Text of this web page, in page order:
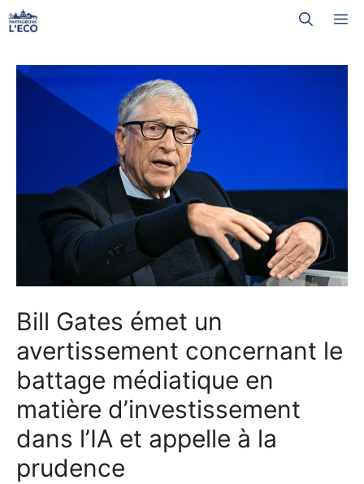
Aller
au
Bill Gates émet un
avertissement concernant le
battage médiatique en
matière d’investissement
dans l’IA et appelle à la
prudence